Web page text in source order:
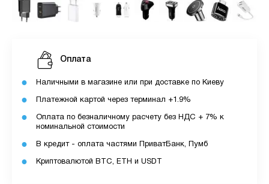
Оплата
Наличными в магазине или при доставке по Киеву
Платежной картой через терминал +1.9%
Оплата по безналичному расчету без НДС + 7% к
номинальной стоимости
В кредит - оплата частями ПриватБанк, Пумб
Криптовалютой BTC, ETH и USDT